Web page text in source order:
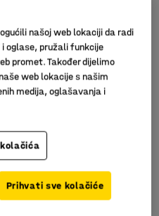
našoj web lokaciji da radi
oglase, pružali funkcije
promet. Također dijelimo
web lokacije s našim
medija, oglašavanja i
Prihvati sve kolačiće